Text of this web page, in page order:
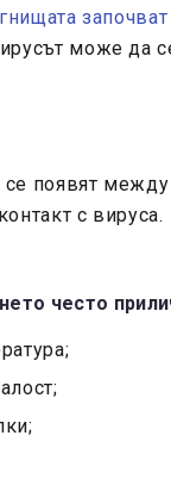
започват
може да
появят между
с вируса.
често